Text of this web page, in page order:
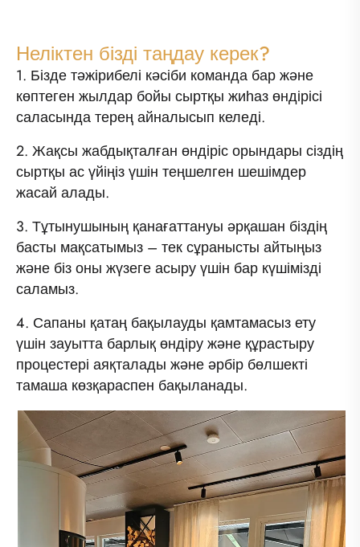
Неліктен бізді таңдау керек?
1. Бізде тәжірибелі кәсіби команда бар және
көптеген жылдар бойы сыртқы жиһаз өндірісі
саласында терең айналысып келеді.
2. Жақсы жабдықталған өндіріс орындары сіздің
сыртқы ас үйіңіз үшін теңшелген шешімдер
жасай алады.
3. Тұтынушының қанағаттануы әрқашан біздің
басты мақсатымыз – тек сұранысты айтыңыз
және біз оны жүзеге асыру үшін бар күшімізді
саламыз.
4. Сапаны қатаң бақылауды қамтамасыз ету
үшін зауытта барлық өндіру және құрастыру
процестері аяқталады және әрбір бөлшекті
тамаша көзқараспен бақыланады.